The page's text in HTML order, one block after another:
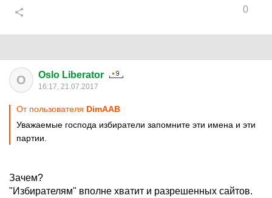
0
O Oslo Liberator
16:17, 21.07.2017
От пользователя DimAAB
Уважаемые господа избиратели запомните эти имена и эти
партии.
Зачем?
"Избирателям" вполне хватит и разрешенных сайтов.